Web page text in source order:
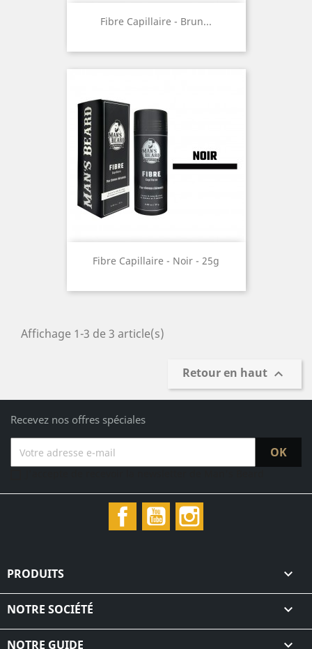
Fibre Capillaire - Brun...
Fibre Capillaire - Noir - 25g
Affichage 1-3 de 3 article(s)
Retour en haut 
Recevez nos offres spéciales
FacebookYouTube
PRODUITS 
NOTRE SOCIÉTÉ 
NOTRE GUIDE 